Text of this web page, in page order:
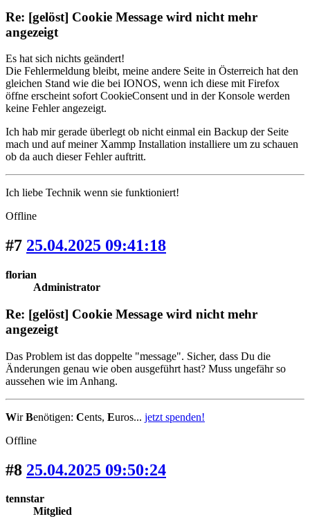
Re: [gelöst] Cookie Message wird nicht mehr
angezeigt
Es hat sich nichts geändert!
Die Fehlermeldung bleibt, meine andere Seite in Österreich hat den
gleichen Stand wie die bei IONOS, wenn ich diese mit Firefox
öffne erscheint sofort CookieConsent und in der Konsole werden
keine Fehler angezeigt.
Ich hab mir gerade überlegt ob nicht einmal ein Backup der Seite
mach und auf meiner Xammp Installation installiere um zu schauen
ob da auch dieser Fehler auftritt.
Ich liebe Technik wenn sie funktioniert!
Offline
#7 25.04.2025 09:41:18
florian
Administrator
Re: [gelöst] Cookie Message wird nicht mehr
angezeigt
Das Problem ist das doppelte "message". Sicher, dass Du die
Änderungen genau wie oben ausgeführt hast? Muss ungefähr so
aussehen wie im Anhang.
WirBenötigen: Cents, Euros... jetzt spenden!
Offline
#8 25.04.2025 09:50:24
tennstar
Mitglied